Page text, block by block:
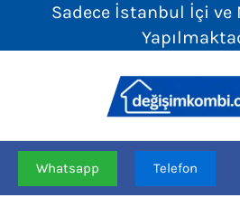
Sadece İstanbul İçi ve
Whatsapp Telefon